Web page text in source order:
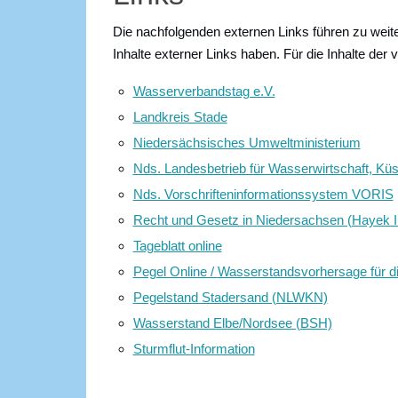
Die nachfolgenden externen Links führen zu
Inhalte externer Links haben. Für die Inhalte
Wasserverbandstag e.V.
Landkreis Stade
Niedersächsisches Umweltministerium
Nds. Landesbetrieb für Wasserwirtschaft,
Nds. Vorschrifteninformationssystem VORIS
Recht und Gesetz in Niedersachsen (Hayek
Tageblatt online
Pegel Online / Wasserstandsvorhersage für
Pegelstand Stadersand (NLWKN)
Wasserstand Elbe/Nordsee (BSH)
Sturmflut-Information